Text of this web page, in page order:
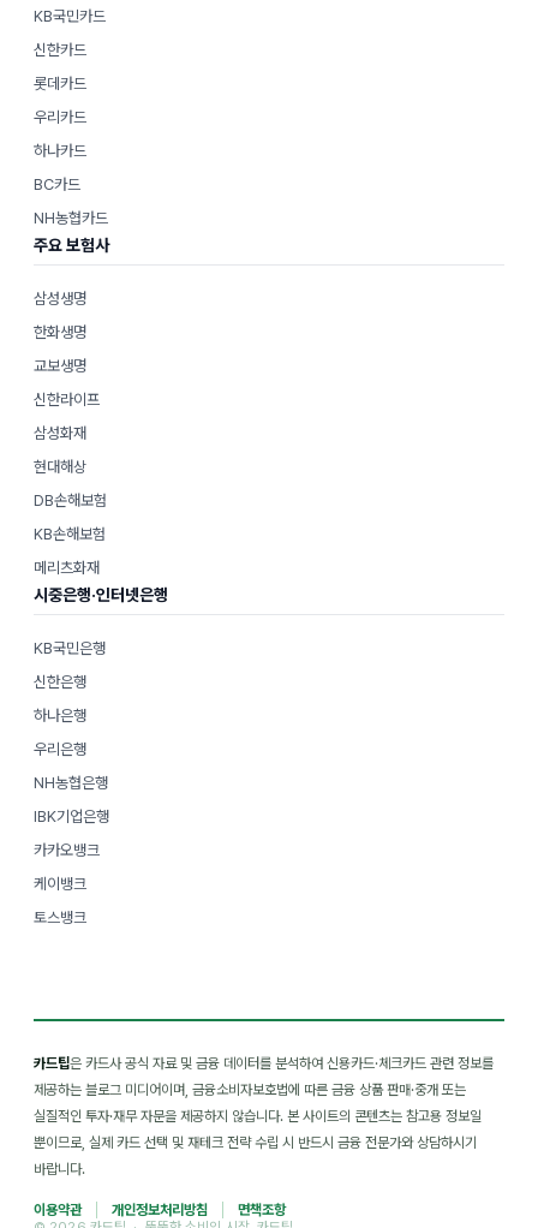
KB국민카드
신한카드
롯데카드
우리카드
하나카드
BC카드
NH농협카드
주요 보험사
삼성생명
한화생명
교보생명
신한라이프
삼성화재
현대해상
DB손해보험
KB손해보험
메리츠화재
시중은행·인터넷은행
KB국민은행
신한은행
하나은행
우리은행
NH농협은행
IBK기업은행
카카오뱅크
케이뱅크
토스뱅크
카드팁은 카드사 공식 자료 및 금융 데이터를 분석하여 신용카드·체크카드 관련 정보를
제공하는 블로그 미디어이며, 금융소비자보호법에 따른 금융 상품 판매·중개 또는
실질적인 투자·재무 자문을 제공하지 않습니다. 본 사이트의 콘텐츠는 참고용 정보일
뿐이므로, 실제 카드 선택 및 재테크 전략 수립 시 반드시 금융 전문가와 상담하시기
바랍니다.
이용약관 개인정보처리방침
면책조항